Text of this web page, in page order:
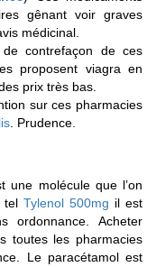
gênant voir graves
médicinal.
contrefaçon de ces
proposent viagra en
prix très bas.
sur ces pharmacies
. Prudence.
une molécule que l’on
telTylenol 500mg il est
ordonnance. Acheter
toutes les pharmacies
Le paracétamol est